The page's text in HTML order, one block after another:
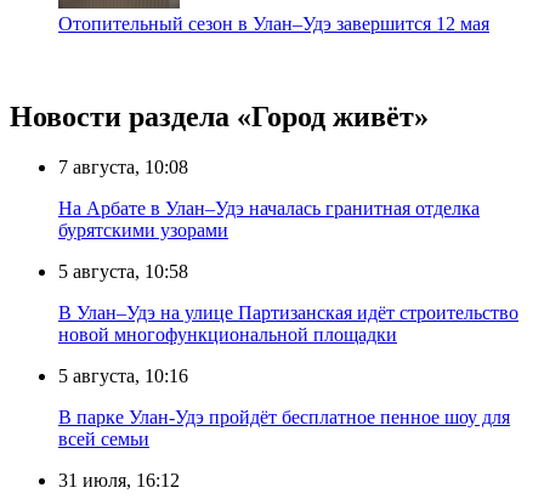
Отопительный сезон в Улан–Удэ завершится 12 мая
Новости раздела «Город живёт»
7 августа, 10:08
На Арбате в Улан–Удэ началась гранитная отделка
бурятскими узорами
5 августа, 10:58
В Улан–Удэ на улице Партизанская идёт строительство
новой многофункциональной площадки
5 августа, 10:16
В парке Улан-Удэ пройдёт бесплатное пенное шоу для
всей семьи
31 июля, 16:12